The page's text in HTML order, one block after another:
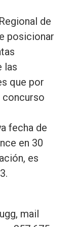
de
posicionar
las
que por
concurso
fecha de
en 30
es
mail